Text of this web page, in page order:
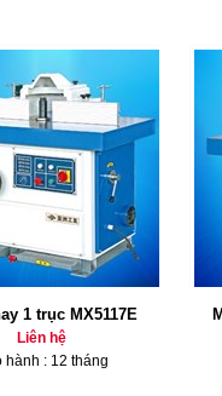
1 trục MX5117E
Liên hệ
hành : 12 tháng